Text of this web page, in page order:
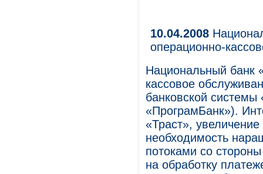
10.04.2008
операционно-
Национальный банк
кассовое
банковской
«ПрограмБанк»).
«Траст»,
необходимость
потоками со
на обработку